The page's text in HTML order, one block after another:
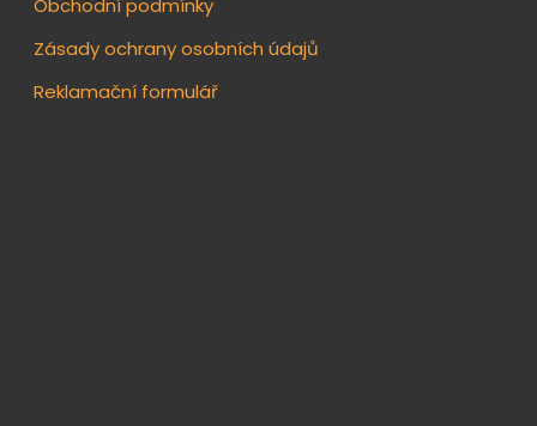
Obchodní podmínky
Zásady ochrany osobních údajů
Reklamační formulář